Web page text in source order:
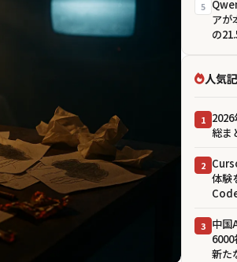
5
アが
の
人気
1
総ま
2
体験
3 中国
新た